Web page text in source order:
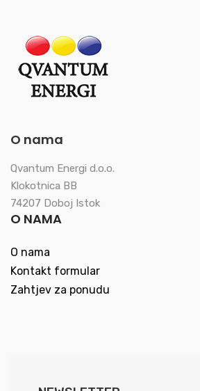
O nama
Qvantum Energi d.o.o.
Klokotnica BB
74207 Doboj Istok
O NAMA
O nama
Kontakt formular
Zahtjev za ponudu